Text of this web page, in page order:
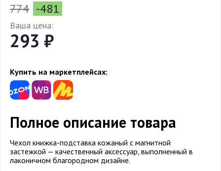
774 -481
Ваша цена:
293 ₽
Купить на маркетплейсах:
Полное описание товара
Чехол книжка-подставка кожаный с магнитной
застежкой — качественный аксессуар, выполненный в
лаконичном благородном дизайне.